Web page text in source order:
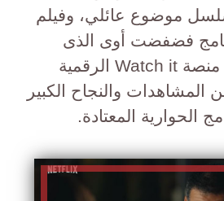
موضوع عائلي، وفيلم
فضفضت أوى الذى
يعرض حالياً على منصة Watch it الرقمية
المشاهدات والنجاح الكبير
الحوارية المعتادة.